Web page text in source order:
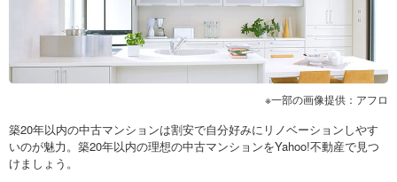
一部の画像提供：アフロ
築20年以内の中古マンションは割安で自分好みにリノベーションしやす
いのが魅力。築20年以内の理想の中古マンションをYahoo!不動産で見つ
けましょう。